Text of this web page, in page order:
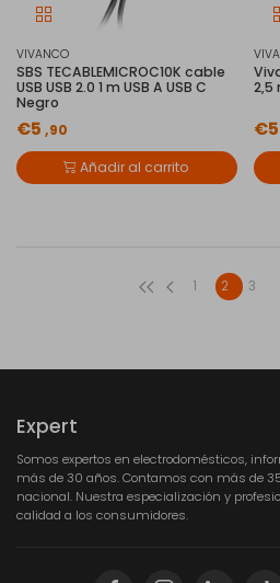
VIVANCO
SBS TECABLEMICROC10K cable
USB USB 2.0 1 m USB A USB C
Negro
€5 ,90
Añadir al carrito
2,5
€5
1 2 3
Expert
Somos expertos en electrodomésticos,
más de 30 años. Contamos con más de
nacional. Nuestra especialización y
calidad a los consumidores.